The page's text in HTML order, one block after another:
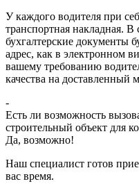
У каждого водителя при
транспортная накладная. В
бухгалтерские документы
адрес, как в электронном
вашему требованию
качества на доставленный
-
Есть ли возможность
строительный объект для
Да, возможно!
Наш специалист готов
вас время.